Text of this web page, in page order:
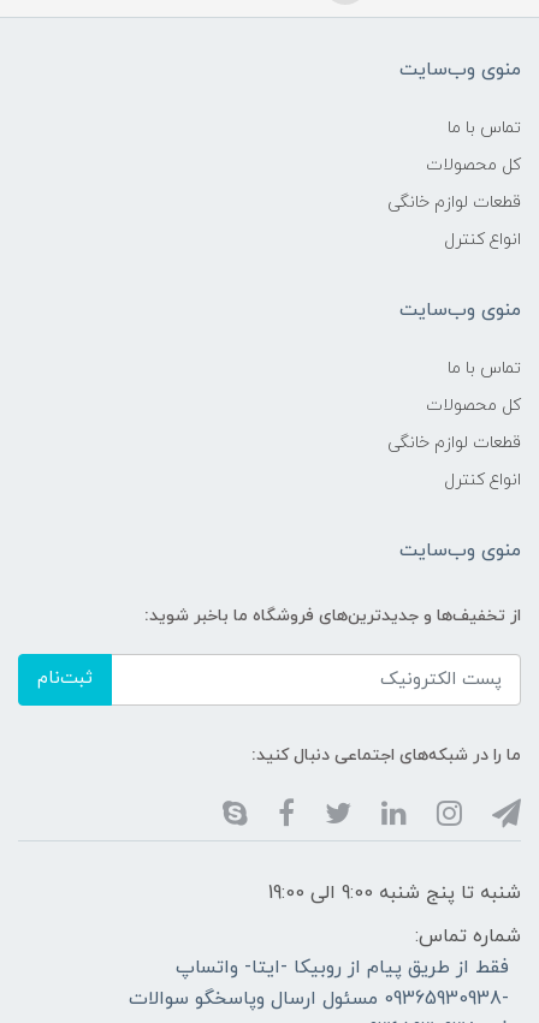
منوی وب‌سایت
تماس با ما
کل محصولات
قطعات لوازم خانگی
انواع کنترل
منوی وب‌سایت
تماس با ما
کل محصولات
قطعات لوازم خانگی
انواع کنترل
منوی وب‌سایت
از تخفیف‌ها و جدیدترین‌های فروشگاه ما باخبر شوید:
ثبت‌نام
ما را در شبکه‌های اجتماعی دنبال کنید:
شنبه تا پنج شنبه 9:00 الی 19:00
شماره تماس:
فقط از طریق پیام از روبیکا -ایتا- واتساپ
-09365930938 مسئول ارسال وپاسخگو سوالات